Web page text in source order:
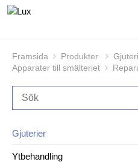
Framsida Produkter
Apparater till smälteriet
Gjuterier
Ytbehandling